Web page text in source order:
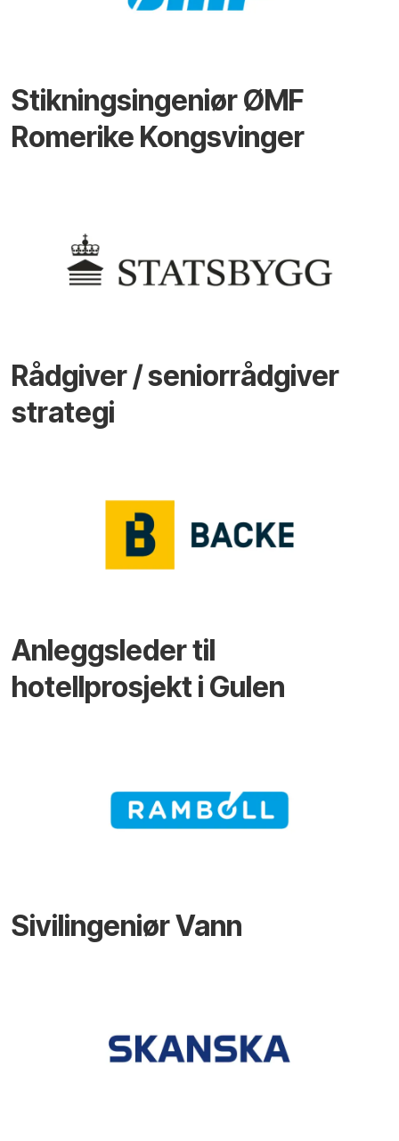
Stikningsingeniør ØMF
Romerike Kongsvinger
Rådgiver / seniorrådgiver
strategi
Anleggsleder til
hotellprosjekt i Gulen
Sivilingeniør Vann